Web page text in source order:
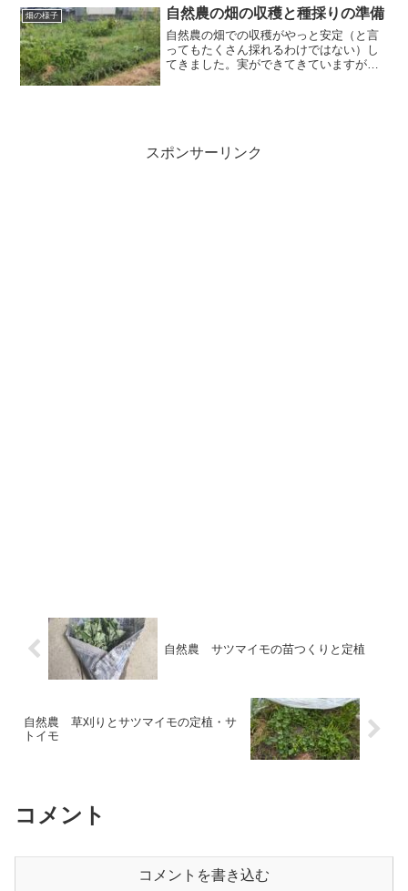
穫収穫適期、種採り用で追熟中。ニンジ
ンの花が咲き始め、畑の様子も少しずつ
変わってきています。
畑の様子 自然農の畑の収穫と種採りの準備
自然農の畑での収穫がやっと安定（と言
ってもたくさん採れるわけではない）し
てきました。実ができてきていますが、
スポンサーリンク
自然農 サツマイモの苗つくりと定植
自然農 草刈りとサツマイモの定植・サ
トイモ
コメント
コメントを書き込む